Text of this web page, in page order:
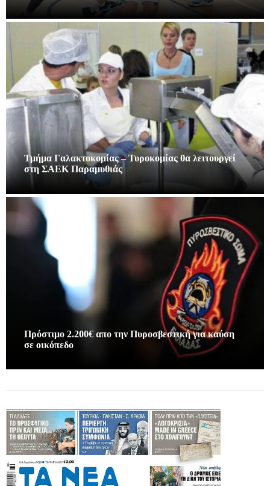
Τμήμα Γαλακτοκομίας – Τυροκομίας θα λειτουργεί
στη ΣΑΕΚ Παραμυθιάς
Πρόστιμο 2.200€ απο την Πυροσβεστική για καύση
σε οικόπεδο